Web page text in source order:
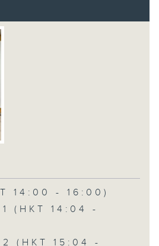
14:00 - 16:00)
1 (HKT 14:04 -
2 (HKT 15:04 -